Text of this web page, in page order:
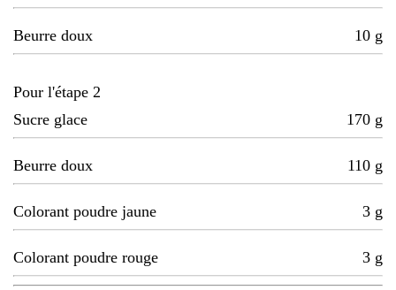
Beurre doux 10 g
Pour l'étape 2
Sucre glace
170 g
Beurre doux 110 g
Colorant poudre jaune 3 g
Colorant poudre rouge 3 g